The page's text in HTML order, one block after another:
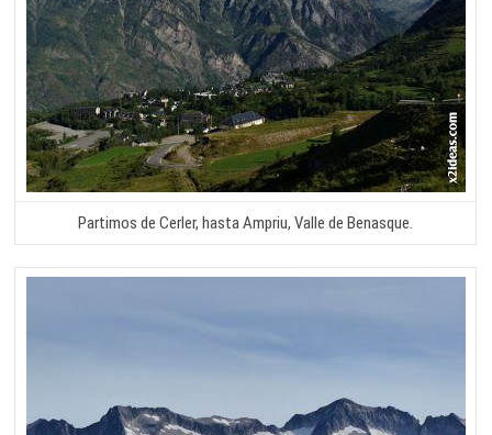
Partimos de Cerler, hasta Ampriu, Valle de Benasque.